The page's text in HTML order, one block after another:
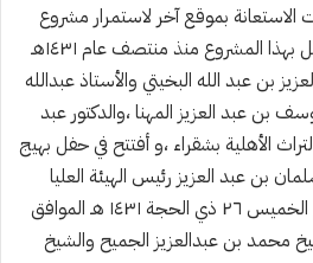
الاستعانة بموقع آخر لاستمرار مشروع
تفطير الصائمين، وانطلق العمل بهذا المشروع منذ منتصف عام ١٤٣١هـ
بن عبد الله البخيتي والأستاذ عبدالله
بن عبد العزيز المهنا ،والدكتور عبد
الأهلية بشقراء ،و أفتتح في حفل بهيج
بن عبد العزيز رئيس الهيئة العليا
للسياحة والآثار إلى شقراء يوم الخميس ٢٦ ذي الحجة ١٤٣١ هـ الموافق
الشيخ محمد بن عبدالعزيز الجميح والشيخ